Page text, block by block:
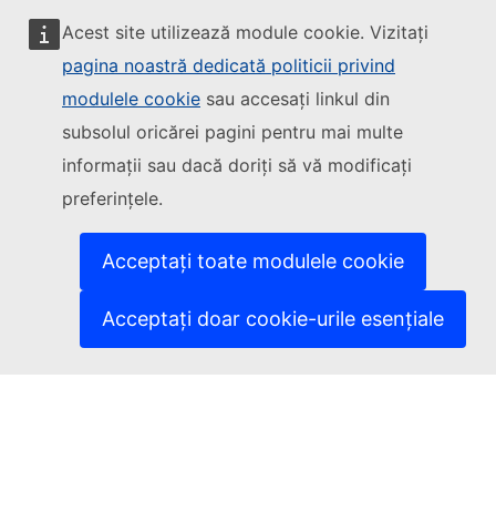
Acest site utilizează module cookie. Vizitați
pagina noastră dedicată politicii privind
modulele cookie sau accesați linkul din
subsolul oricărei pagini pentru mai multe
informații sau dacă doriți să vă modificați
preferințele.
Acceptați toate modulele cookie
Acceptați doar cookie-urile esențiale
Urmăriți Comisia Europeană
Contactați-ne(Link extern)
Semnalați o vulnerabilitate informatică
Versiunile lingvistice ale site-urilor noastre(Link extern)
Cookie-uri(Link extern)
Politica de confidențialitate
Aviz juridic(Link extern)